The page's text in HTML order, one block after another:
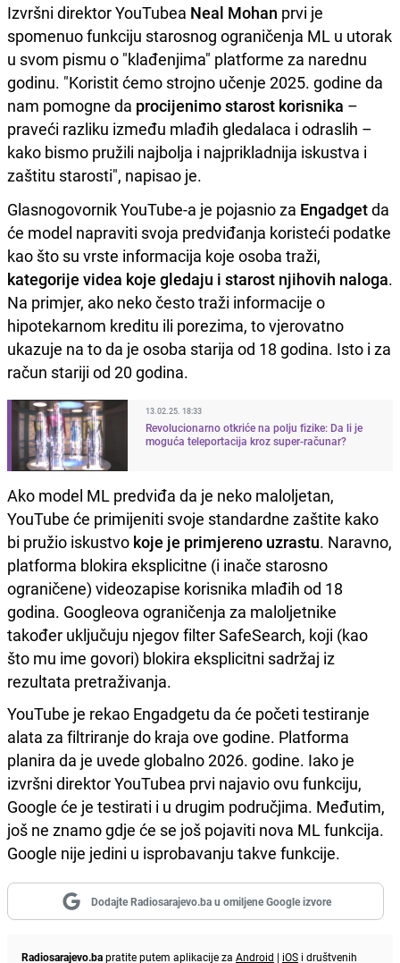
Izvršni direktor YouTubea Neal Mohan prvi je
spomenuo funkciju starosnog ograničenja ML u utorak
u svom pismu o "klađenjima" platforme za narednu
godinu. "Koristit ćemo strojno učenje 2025. godine da
nam pomogne da procijenimo starost korisnika –
praveći razliku između mlađih gledalaca i odraslih –
kako bismo pružili najbolja i najprikladnija iskustva i
zaštitu starosti", napisao je.
Glasnogovornik YouTube-a je pojasnio za Engadgetda
će model napraviti svoja predviđanja koristeći podatke
kao što su vrste informacija koje osoba traži,
kategorije videa koje gledaju i starost njihovih naloga.
Na primjer, ako neko često traži informacije o
hipotekarnom kreditu ili porezima, to vjerovatno
ukazuje na to da je osoba starija od 18 godina. Isto i za
račun stariji od 20 godina.
13.02.25. 18:33
Revolucionarno otkriće na polju fizike: Da li je
moguća teleportacija kroz super-računar?
Ako model ML predviđa da je neko maloljetan,
YouTube će primijeniti svoje standardne zaštite kako
bi pružio iskustvo koje je primjereno uzrastu. Naravno,
platforma blokira eksplicitne (i inače starosno
ograničene) videozapise korisnika mlađih od 18
godina. Googleova ograničenja za maloljetnike
također uključuju njegov filter SafeSearch, koji (kao
što mu ime govori) blokira eksplicitni sadržaj iz
rezultata pretraživanja.
YouTube je rekao Engadgetu da će početi testiranje
alata za filtriranje do kraja ove godine. Platforma
planira da je uvede globalno 2026. godine. Iako je
izvršni direktor YouTubea prvi najavio ovu funkciju,
Google će je testirati i u drugim područjima. Međutim,
još ne znamo gdje će se još pojaviti nova ML funkcija.
Google nije jedini u isprobavanju takve funkcije.
Dodajte Radiosarajevo.ba u omiljene Google izvore
Radiosarajevo.bapratite putem aplikacije za Android | iOS i društvenih